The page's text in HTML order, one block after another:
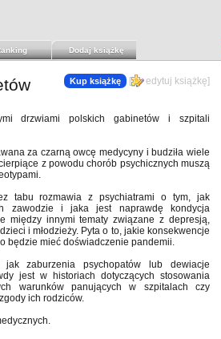
Dodaj książkę
Kup książkę [ edytuj książkę]
drzwiami polskich gabinetów i szpitali
za czarną owcę medycyny i budziła wiele
z powodu chorób psychicznych muszą
tabu rozmawia z psychiatrami o tym, jak
zawodzie i jaka jest naprawdę kondycja
między innymi tematy związane z depresją,
i młodzieży. Pyta o to, jakie konsekwencje
będzie mieć doświadczenie pandemii.
zaburzenia psychopatów lub dewiacje
jest w historiach dotyczących stosowania
warunków panujących w szpitalach czy
ich rodziców.